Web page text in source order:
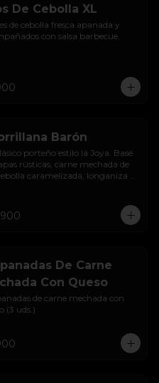
De Cebolla XL
de cebolla fresca apanada y
con salsa barbecue.
Barón
porteño estilo la Joya. Base
rústicas, carne mechada de
caramelizada, longaniza
De Carne
Con Queso
de carne mechada con
(3 uds.)